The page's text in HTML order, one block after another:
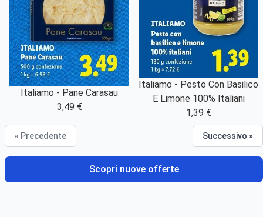
Italiamo - Pane Carasau
3,49 €
Italiamo - Pesto Con Basilico
E Limone 100% Italiani
1,39 €
« Precedente Successivo »
Scopri nuove offerte